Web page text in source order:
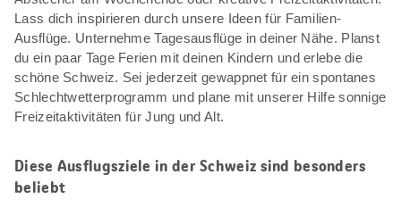
Lass dich inspirieren durch unsere Ideen für Familien-
Ausflüge. Unternehme Tagesausflüge in deiner Nähe. Planst
du ein paar Tage Ferien mit deinen Kindern und erlebe die
schöne Schweiz. Sei jederzeit gewappnet für ein spontanes
Schlechtwetterprogramm und plane mit unserer Hilfe sonnige
Freizeitaktivitäten für Jung und Alt.
Diese Ausflugsziele in der Schweiz sind besonders
beliebt